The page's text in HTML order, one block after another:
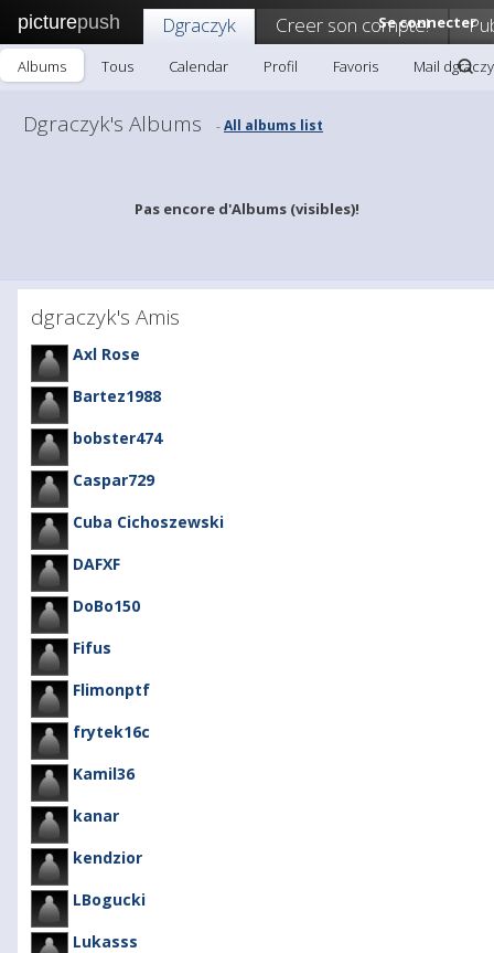
picturepush Se connecter
Dgraczyk Creer son compte!
Albums Tous Calendar Profil Favoris Mail
Dgraczyk's Albums -All albums list
Pas encore d'Albums (visibles)!
dgraczyk's Amis
Axl Rose
Bartez1988
bobster474
Caspar729
Cuba Cichoszewski
DAFXF
DoBo150
Fifus
Flimonptf
frytek16c
Kamil36
kanar
kendzior
LBogucki
Lukasss